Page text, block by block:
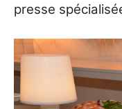
presse